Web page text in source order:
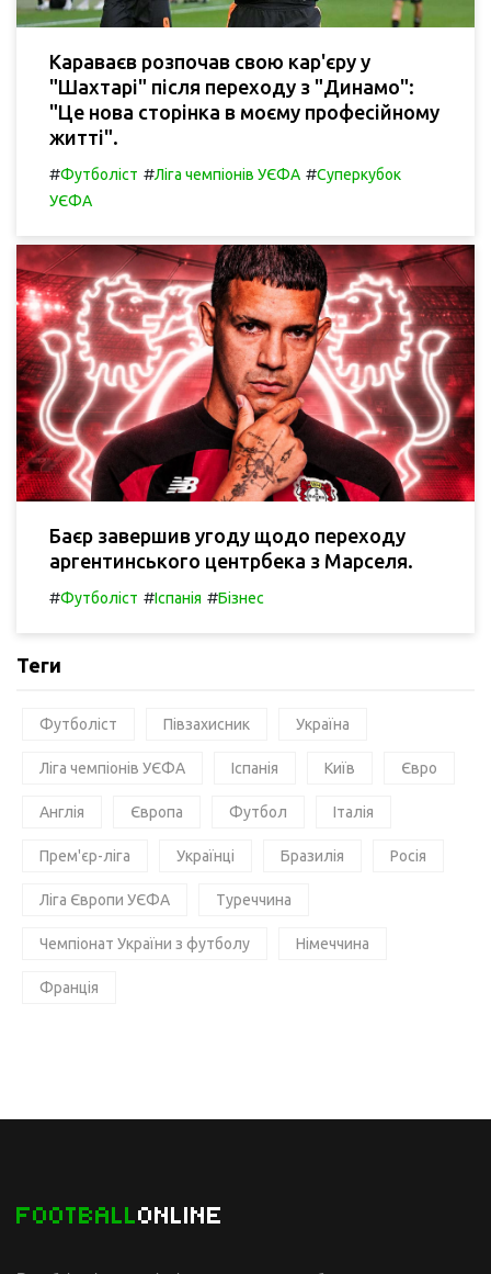
Караваєв розпочав свою кар'єру у
"Шахтарі" після переходу з "Динамо":
"Це нова сторінка в моєму професійному
житті".
#Футболіст #Ліга чемпіонів УЄФА #Суперкубок
УЄФА
Баєр завершив угоду щодо переходу
аргентинського центрбека з Марселя.
#Футболіст #Іспанія #Бізнес
Теги
Футболіст Півзахисник Україна
Ліга чемпіонів УЄФА Іспанія Київ Євро
Англія Європа Футбол Італія
Прем'єр-ліга Українці Бразилія Росія
Ліга Європи УЄФА Туреччина
Чемпіонат України з футболу Німеччина
Франція
FOOTBALLONLINE